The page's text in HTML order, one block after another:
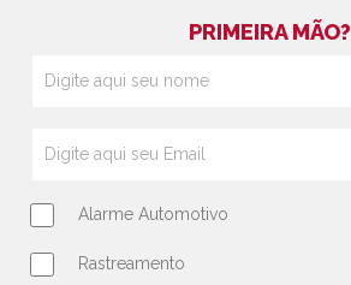
PRIMEIRA MÃO?
Alarme Automotivo
Rastreamento